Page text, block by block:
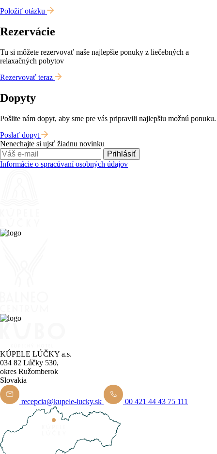
Položiť otázku
Rezervácie
Tu si môžete rezervovať naše najlepšie ponuky z liečebných a
relaxačných pobytov
Rezervovať teraz
Dopyty
Pošlite nám dopyt, aby sme pre vás pripravili najlepšiu možnú ponuku.
Poslať dopyt
Nenechajte si ujsť žiadnu novinku
Prihlásiť
Informácie o spracúvaní osobných údajov
KÚPELE LÚČKY a.s.
034 82 Lúčky 530,
okres Ružomberok
Slovakia
recepcia@kupele-lucky.sk 00 421 44 43 75 111